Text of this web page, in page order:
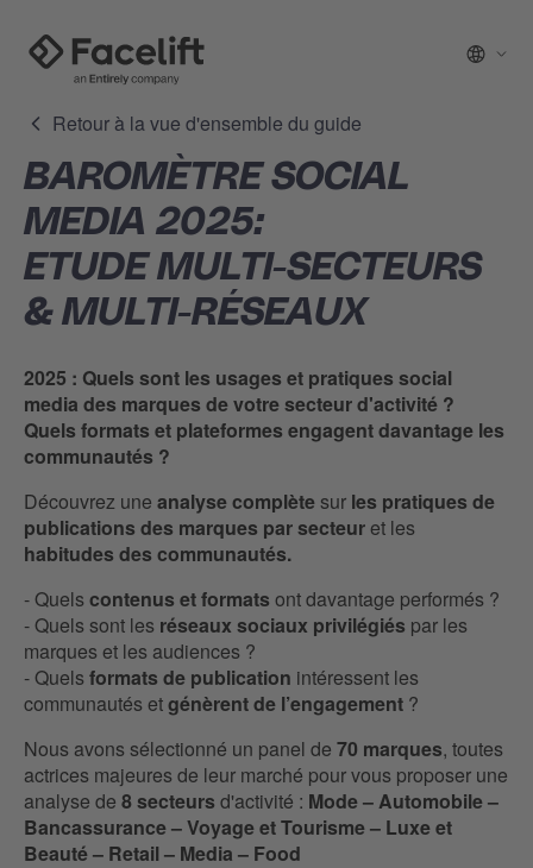
Retour à la vue d'ensemble du guide
BAROMÈTRE SOCIAL
MEDIA 2025:
ETUDE MULTI-SECTEURS
& MULTI-RÉSEAUX
2025 : Quels sont les usages et pratiques social
media des marques de votre secteur d'activité ?
Quels formats et plateformes engagent davantage les
communautés ?
Découvrez une analyse complètesur les pratiques de
publications des marques par secteuret les
habitudes des communautés.
- Quels contenus et formats ont davantage performés ?
- Quels sont les réseaux sociaux privilégiés par les
marques et les audiences ?
- Quels formats de publication intéressent les
communautés etgénèrent de l’engagement ?
Nous avons sélectionné un panel de 70 marques, toutes
actrices majeures de leur marché pour vous proposer une
analyse de 8 secteurs d'activité : Mode – Automobile –
Bancassurance – Voyage et Tourisme – Luxe et
Beauté – Retail – Media – Food